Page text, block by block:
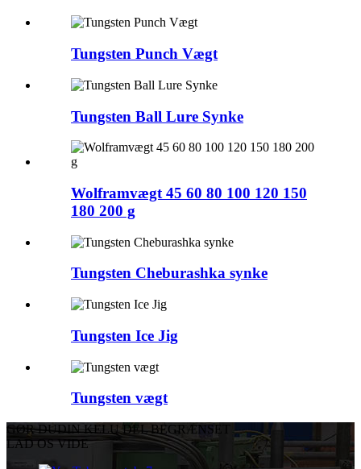
Tungsten Punch Vægt
Tungsten Ball Lure Synke
Wolframvægt 45 60 80 100 120 150
180 200 g
Tungsten Cheburashka synke
Tungsten Ice Jig
Tungsten vægt
GØR DUDIN KELU DEL BEGRÆNSET
LAD OS VIDE